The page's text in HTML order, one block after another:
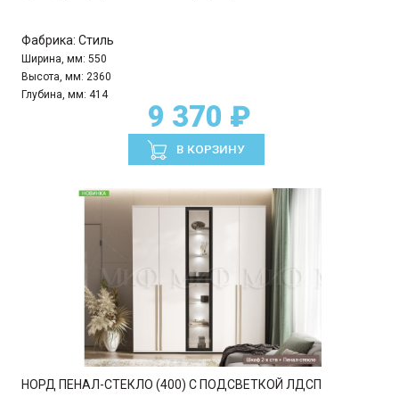
Фабрика: Стиль
Ширина, мм: 550
Высота, мм: 2360
Глубина, мм: 414
9 370 ₽
В КОРЗИНУ
НОРД ПЕНАЛ-СТЕКЛО (400) С ПОДСВЕТКОЙ ЛДСП